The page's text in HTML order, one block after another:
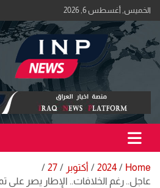
Skip
to
content
الخميس, أغسطس 6, 2026
منصة اخبار العراق
اكبر منصة خبرية في العراق | #الحقيقة_اولاً
Home
2024 أكتوبر
27